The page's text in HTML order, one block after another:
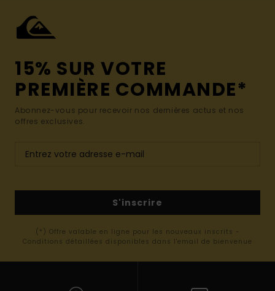
15% SUR VOTRE
PREMIÈRE COMMANDE*
Abonnez-vous pour recevoir nos dernières actus et nos
offres exclusives.
S'inscrire
(*) Offre valable en ligne pour les nouveaux inscrits -
Conditions détaillées disponibles dans l'email de bienvenue